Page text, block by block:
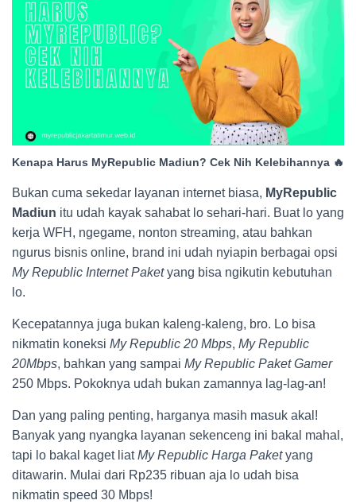
Kenapa Harus MyRepublic Madiun? Cek Nih Kelebihannya 🔥
Bukan cuma sekedar layanan internet biasa, MyRepublic
Madiun itu udah kayak sahabat lo sehari-hari. Buat lo yang
kerja WFH, ngegame, nonton streaming, atau bahkan
ngurus bisnis online, brand ini udah nyiapin berbagai opsi
My Republic Internet Paketyang bisa ngikutin kebutuhan
lo.
Kecepatannya juga bukan kaleng-kaleng, bro. Lo bisa
nikmatin koneksi My Republic 20 Mbps, My Republic
20Mbps, bahkan yang sampai My Republic Paket Gamer
250 Mbps. Pokoknya udah bukan zamannya lag-lag-an!
Dan yang paling penting, harganya masih masuk akal!
Banyak yang nyangka layanan sekenceng ini bakal mahal,
tapi lo bakal kaget liatMy Republic Harga Paketyang
ditawarin. Mulai dari Rp235 ribuan aja lo udah bisa
nikmatin speed 30 Mbps!